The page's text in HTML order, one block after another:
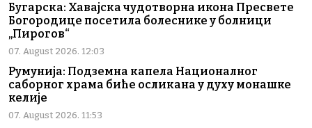
Бугарска: Хавајска чудотворна икона Пресвете
Богородице посетила болеснике у болници
„Пирогов“
07. August 2026. 12:03
Румунија: Подземна капела Националног
саборног храма биће осликана у духу монашке
келије
07. August 2026. 11:53